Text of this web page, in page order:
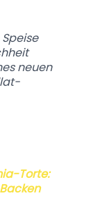
neuen
Torte: